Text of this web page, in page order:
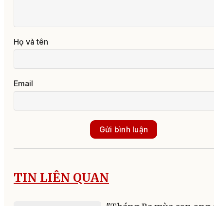
Họ và tên
Email
Gửi bình luận
TIN LIÊN QUAN